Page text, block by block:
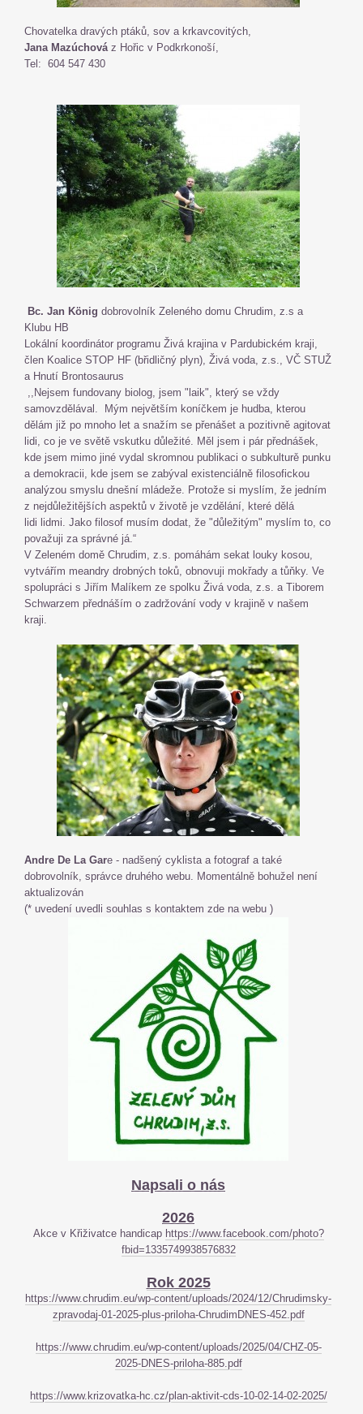
Chovatelka dravých ptáků, sov a krkavcovitých,
Jana Mazúchováz Hořic v Podkrkonoší,
Tel: 604 547 430
Bc. Jan König dobrovolník Zeleného domu Chrudim, z.s a
Klubu HB
Lokální koordinátor programu Živá krajina v Pardubickém kraji,
člen Koalice STOP HF (břidličný plyn), Živá voda, z.s., VČ STUŽ
a Hnutí Brontosaurus
,,Nejsem fundovany biolog, jsem "laik", který se vždy
samovzdělával. Mým největším koníčkem je hudba, kterou
dělám již po mnoho let a snažím se přenášet a pozitivně agitovat
lidi, co je ve světě vskutku důležité. Měl jsem i pár přednášek,
kde jsem mimo jiné vydal skromnou publikaci o subkulturě punku
a demokracii, kde jsem se zabýval existenciálně filosofickou
analýzou smyslu dnešní mládeže. Protože si myslím, že jedním
z nejdůležitějších aspektů v životě je vzdělání, které dělá
lidi lidmi. Jako filosof musím dodat, že "důležitým" myslím to, co
považuji za správné já.“
V Zeleném domě Chrudim, z.s. pomáhám sekat louky kosou,
vytvářím meandry drobných toků, obnovuji mokřady a tůňky. Ve
spolupráci s Jiřím Malíkem ze spolku Živá voda, z.s. a Tiborem
Schwarzem přednáším o zadržování vody v krajině v našem
kraji.
Andre De La Gare - nadšený cyklista a fotograf a také
dobrovolník, správce druhého webu. Momentálně bohužel není
aktualizován
(* uvedení uvedli souhlas s kontaktem zde na webu )
Napsali o nás
2026
Akce v Křiživatce handicap https://www.facebook.com/photo?
fbid=1335749938576832
Rok 2025
https://www.chrudim.eu/wp-content/uploads/2024/12/Chrudimsky-
zpravodaj-01-2025-plus-priloha-ChrudimDNES-452.pdf
https://www.chrudim.eu/wp-content/uploads/2025/04/CHZ-05-
2025-DNES-priloha-885.pdf
https://www.krizovatka-hc.cz/plan-aktivit-cds-10-02-14-02-2025/